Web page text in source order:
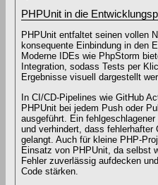
PHPUnit in die
PHPUnit entfaltet seinen vollen
konsequente Einbindung in den
Moderne IDEs wie PhpStorm
Integration, sodass Tests per
Ergebnisse visuell dargestellt
In CI/CD-Pipelines wie GitHub
PHPUnit bei jedem Push oder
ausgeführt. Ein
und verhindert, dass fehlerhafter
gelangt. Auch für kleine PHP-
Einsatz von PHPUnit, da selbst
Fehler zuverlässig aufdecken
Code stärken.